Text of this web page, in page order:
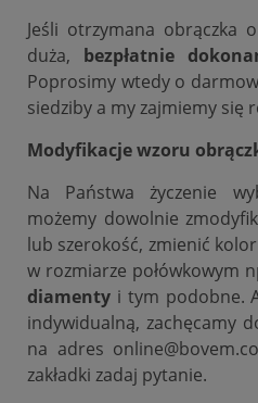
Jeśli otrzymana obrączka
duża, bezpłatnie
Poprosimy wtedy o
siedziby a my zajmiemy się
Modyfikacje wzoru
Na Państwa życzenie
możemy dowolnie
lub szerokość, zmienić
w rozmiarze połówkowym
diamenty i tym podobne.
indywidualną, zachęcamy
na adres
zakładki zadaj pytanie.